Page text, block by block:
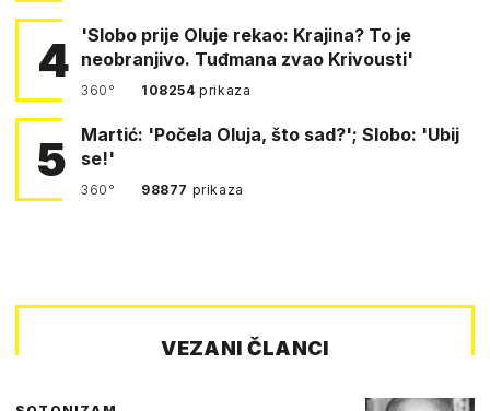
4
'Slobo prije Oluje rekao: Krajina? To je
neobranjivo. Tuđmana zvao Krivousti'
360° 108254prikaza
5
Martić: 'Počela Oluja, što sad?'; Slobo: 'Ubij
se!'
360° 98877 prikaza
VEZANI ČLANCI